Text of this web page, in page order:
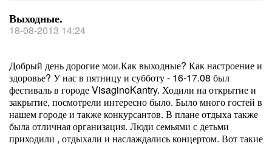
Выходные.
18-08-2013 14:24
Добрый день дорогие мои.Как выходные? Как настроение и
здоровье? У нас в пятницу и субботу - 16-17.08 был
фестиваль в городе VisaginoKantry. Ходили на открытие и
закрытие, посмотрели интересно было. Было много гостей в
нашем городе и также конкурсантов. В плане отдыха также
была отличная организация. Люди семьями с детьми
приходили , отдыхали и наслаждались концертом. Вот такие